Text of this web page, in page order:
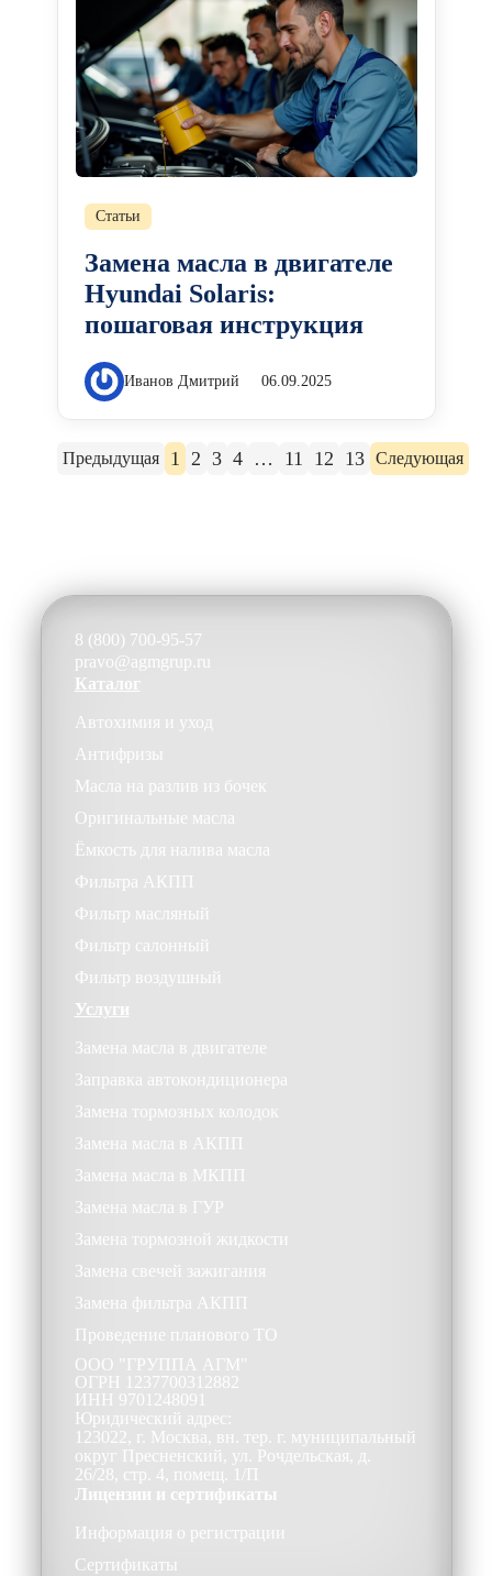
Статьи
Замена масла в двигателе
Hyundai Solaris:
пошаговая инструкция
Иванов Дмитрий 06.09.2025
Предыдущая 1 2 3 4 … 11 12 13 Следующая
8 (800) 700-95-57
pravo@agmgrup.ru
Каталог
Автохимия и уход
Антифризы
Масла на разлив из бочек
Оригинальные масла
Ёмкость для налива масла
Фильтра АКПП
Фильтр масляный
Фильтр салонный
Фильтр воздушный
Услуги
Замена масла в двигателе
Заправка автокондиционера
Замена тормозных колодок
Замена масла в АКПП
Замена масла в МКПП
Замена масла в ГУР
Замена тормозной жидкости
Замена свечей зажигания
Замена фильтра АКПП
Проведение планового ТО
ООО "ГРУППА АГМ"
ОГРН 1237700312882
ИНН 9701248091
Юридический адрес:
123022, г. Москва, вн. тер. г. муниципальный
округ Пресненский, ул. Рочдельская, д.
26/28, стр. 4, помещ. 1/П
Лицензии и сертификаты
Информация о регистрации
Сертификаты